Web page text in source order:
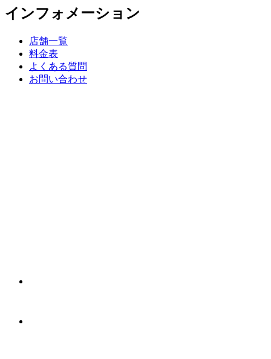
インフォメーション
店舗一覧
料金表
よくある質問
お問い合わせ